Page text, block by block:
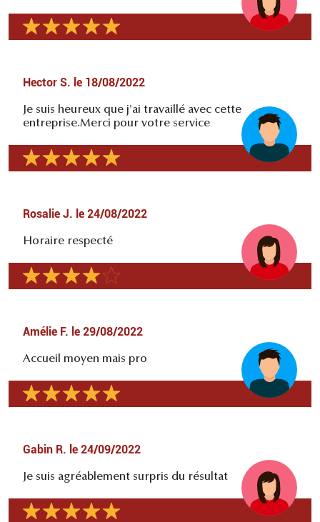
Hector S. le 18/08/2022
Je suis heureux que j'ai travaillé avec cette
entreprise.Merci pour votre service
Rosalie J. le 24/08/2022
Horaire respecté
Amélie F. le 29/08/2022
Accueil moyen mais pro
Gabin R. le 24/09/2022
Je suis agréablement surpris du résultat